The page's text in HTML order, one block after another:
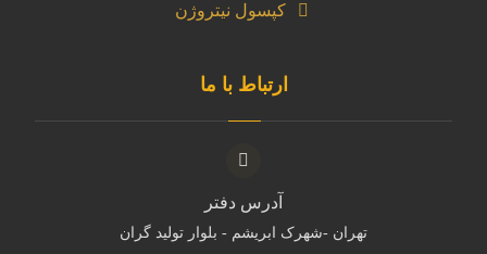
کپسول نیتروژن
ارتباط با ما
آدرس دفتر
تهران -شهرک ابریشم - بلوار تولید گران